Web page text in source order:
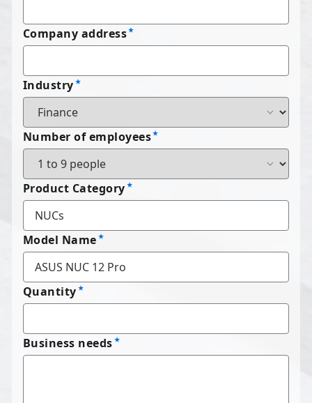
Company address
Industry
Number of employees
Product Category
Model Name
Quantity
Business needs